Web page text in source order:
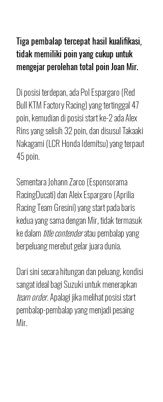
Tiga pembalap tercepat hasil kualifikasi,
tidak memiliki poin yang cukup untuk
mengejar perolehan total poin Joan Mir.
Di posisi terdepan, ada Pol Espargaro (Red
Bull KTM Factory Racing) yang tertinggal 47
poin, kemudian di posisi start ke-2 ada Alex
Rins yang selisih 32 poin, dan disusul Takaaki
Nakagami (LCR Honda Idemitsu) yang terpaut
45 poin.
Sementara Johann Zarco (Esponsorama
RacingDucati) dan Aleix Espargaro (Aprilia
Racing Team Gresini) yang start pada baris
kedua yang sama dengan Mir, tidak termasuk
ke dalam title contender atau pembalap yang
berpeluang merebut gelar juara dunia.
Dari sini secara hitungan dan peluang, kondisi
sangat ideal bagi Suzuki untuk menerapkan
team order. Apalagi jika melihat posisi start
pembalap-pembalap yang menjadi pesaing
Mir.